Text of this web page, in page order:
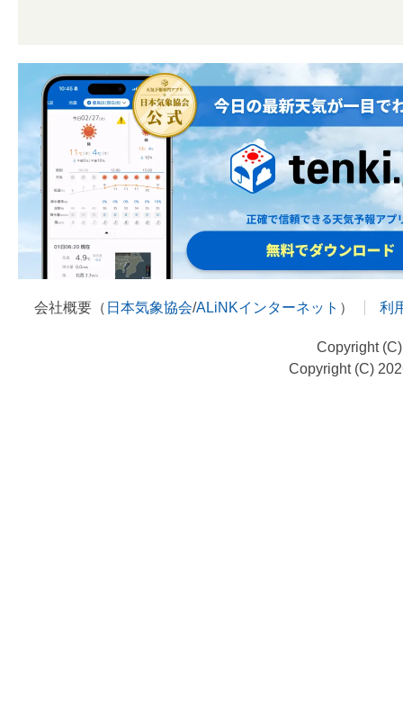
会社概要（ 日本気象協会/ALiNKインターネット ） 利
Copyright
Copyright (C)